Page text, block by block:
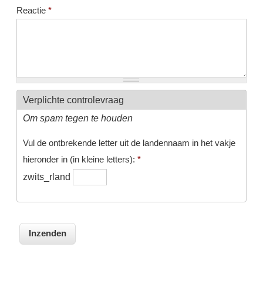
Reactie *
Verplichte controlevraag
Om spam tegen te houden
Vul de ontbrekende letter uit de landennaam in het vakje
hieronder in (in kleine letters): *
zwits_rland